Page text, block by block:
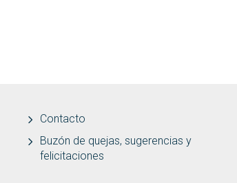
Contacto
Buzón de quejas, sugerencias y
felicitaciones